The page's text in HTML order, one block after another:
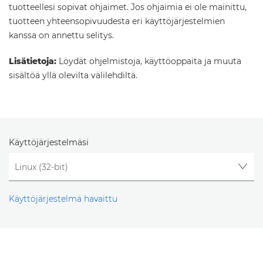
tuotteellesi sopivat ohjaimet. Jos ohjaimia ei ole mainittu,
tuotteen yhteensopivuudesta eri käyttöjärjestelmien
kanssa on annettu selitys.
Lisätietoja: Löydät ohjelmistoja, käyttöoppaita ja muuta
sisältöä yllä olevilta välilehdiltä.
Käyttöjärjestelmäsi
Käyttöjärjestelmä havaittu